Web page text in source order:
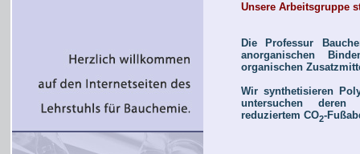
Unsere Arbeitsgruppe
Die Professur
anorganischen
organischen
Wir synthetisieren
untersuchen
reduziertem CO2-